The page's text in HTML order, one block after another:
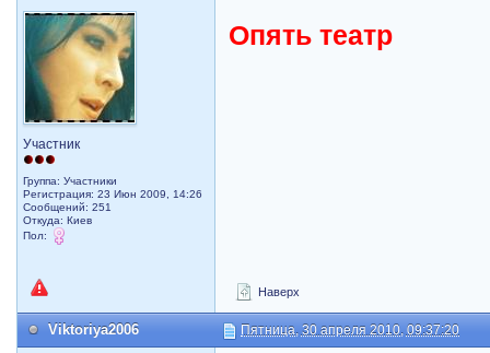
Участник
Группа: Участники
Регистрация: 23 Июн 2009, 14:26
Сообщений: 251
Откуда: Киев
Пол:
Опять театр
Наверх
Viktoriya2006 Пятница, 30 апреля 2010, 09:37:20